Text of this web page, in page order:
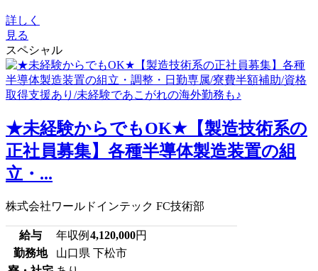
詳しく
見る
スペシャル
★未経験からでもOK★【製造技術系の
正社員募集】各種半導体製造装置の組
立・...
株式会社ワールドインテック FC技術部
給与 年収例 4,120,000円
勤務地
山口県 下松市